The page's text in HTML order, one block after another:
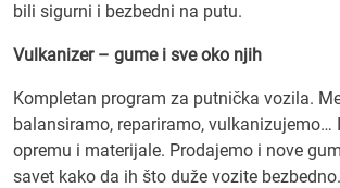
bili sigurni i bezbedni na putu.
Vulkanizer – gume i sve oko njih
Kompletan program za putnička vozila.
balansiramo, repariramo, vulkanizujemo…
opremu i materijale. Prodajemo i nove
savet kako da ih što duže vozite bezbedno.